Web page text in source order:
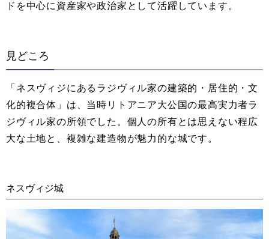
ドを中心に資産家や政治家として活躍しています。
見どころ
「ネスヴィジにあるラジヴィル家の建築的・居住的・文
化的複合体」は、当時リトアニア大公国の最高実力者ラ
ジヴィル家の所領でした。個人の所有とは思えない程広
大な土地と、複雑な建造物が魅力的な城です。
ネスヴィジ城